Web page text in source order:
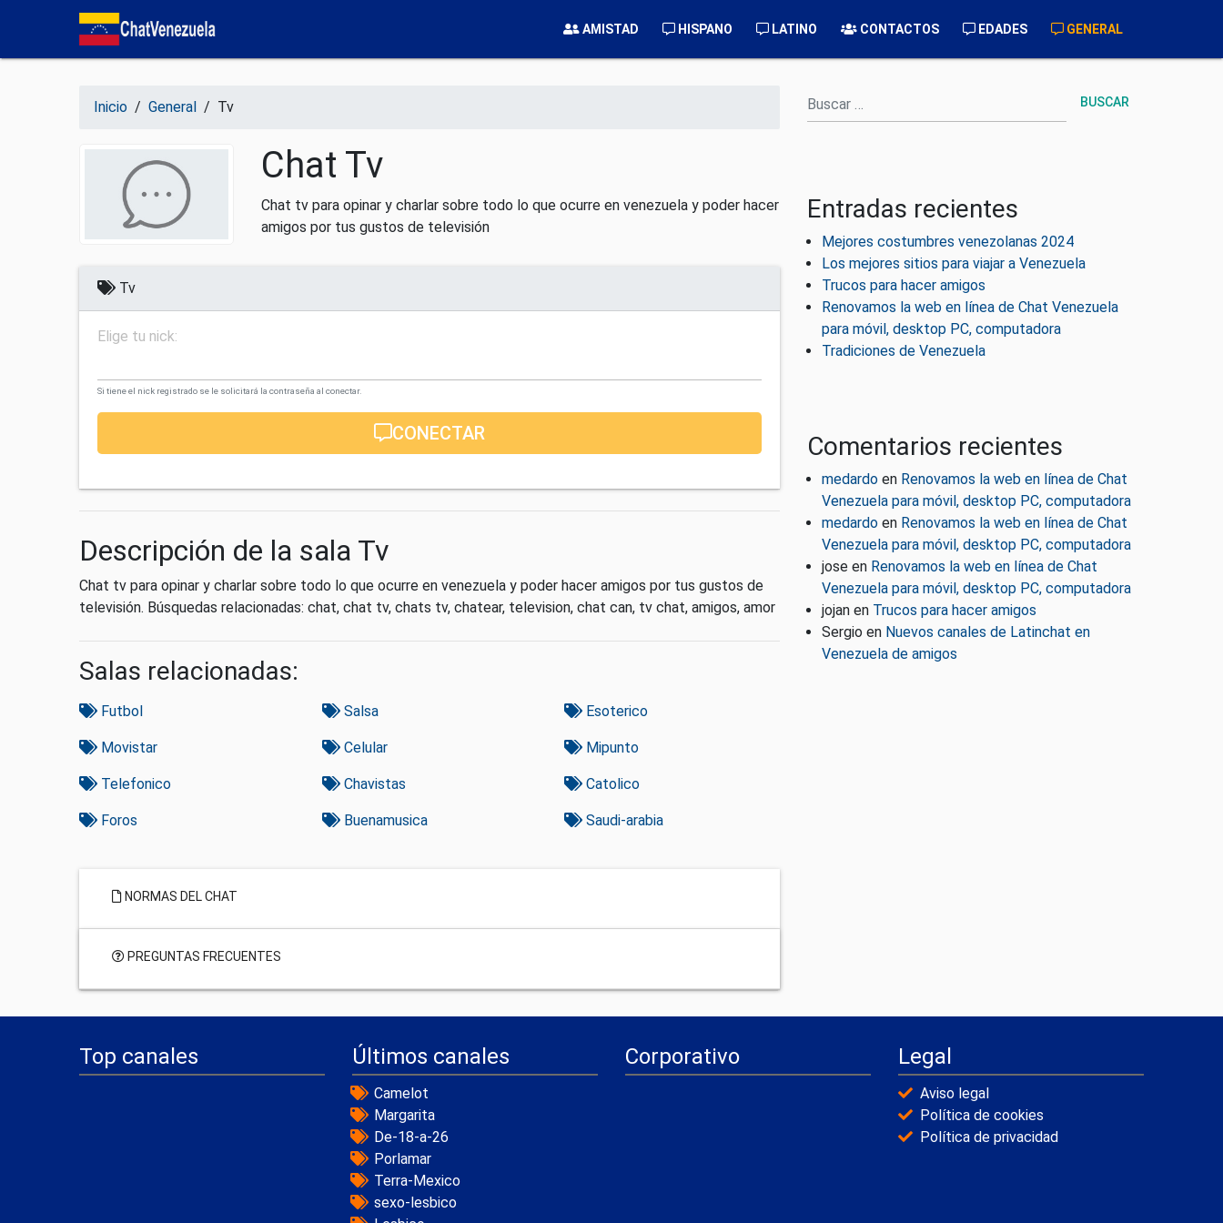
Salir del contenido
AMISTAD HISPANO LATINO CONTACTOS EDADES GENERAL
Inicio / General / Tv
Chat Tv
Chat tv para opinar y charlar sobre todo lo que ocurre en venezuela y poder hacer
amigos por tus gustos de televisión
Tv
Elige tu nick:
Si tiene el nick registrado se le solicitará la contraseña al conectar.
CONECTAR
Descripción de la sala Tv
Chat tv para opinar y charlar sobre todo lo que ocurre en venezuela y poder hacer amigos por tus gustos de
televisión. Búsquedas relacionadas: chat, chat tv, chats tv, chatear, television, chat can, tv chat, amigos, amor
Salas relacionadas:
Futbol Salsa Esoterico
Movistar Celular Mipunto
Telefonico Chavistas Catolico
Foros Buenamusica Saudi-arabia
NORMAS DEL CHAT
PREGUNTAS FRECUENTES
Entradas recientes
Mejores costumbres venezolanas 2024
Los mejores sitios para viajar a Venezuela
Trucos para hacer amigos
Renovamos la web en línea de Chat Venezuela
para móvil, desktop PC, computadora
Tradiciones de Venezuela
Comentarios recientes
medardo en Renovamos la web en línea de Chat
Venezuela para móvil, desktop PC, computadora
medardo en Renovamos la web en línea de Chat
Venezuela para móvil, desktop PC, computadora
jose en Renovamos la web en línea de Chat
Venezuela para móvil, desktop PC, computadora
jojan en Trucos para hacer amigos
Sergio en Nuevos canales de Latinchat en
Venezuela de amigos
Top canales Últimos canales
Camelot
Margarita
De-18-a-26
Porlamar
Terra-Mexico
sexo-lesbico
Corporativo Legal
Aviso legal
Política de cookies
Política de privacidad